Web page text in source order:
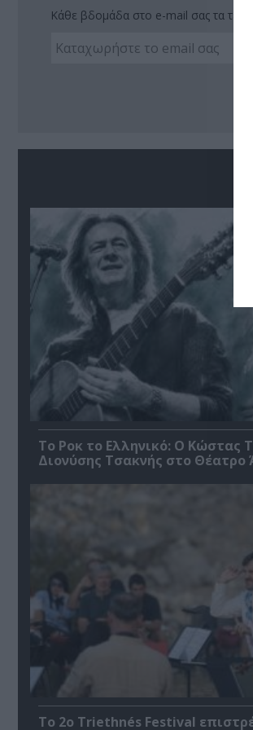
Κάθε βδομάδα στο e-mail σας τα
Το Ροκ το Ελληνικό: Ο Κώστας
Διονύσης Τσακνής στο Θέατρο
Το 2ο Triethnés Festival